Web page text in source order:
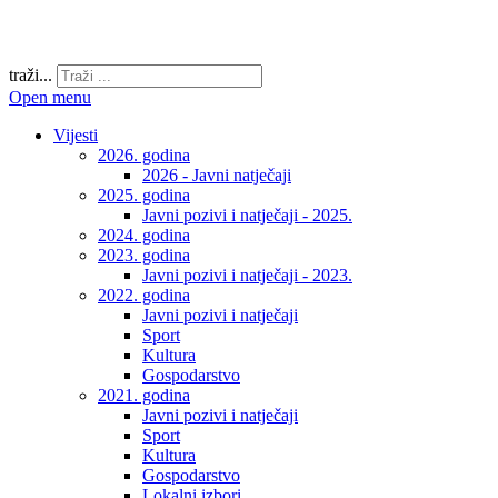
traži...
Open menu
Vijesti
2026. godina
2026 - Javni natječaji
2025. godina
Javni pozivi i natječaji - 2025.
2024. godina
2023. godina
Javni pozivi i natječaji - 2023.
2022. godina
Javni pozivi i natječaji
Sport
Kultura
Gospodarstvo
2021. godina
Javni pozivi i natječaji
Sport
Kultura
Gospodarstvo